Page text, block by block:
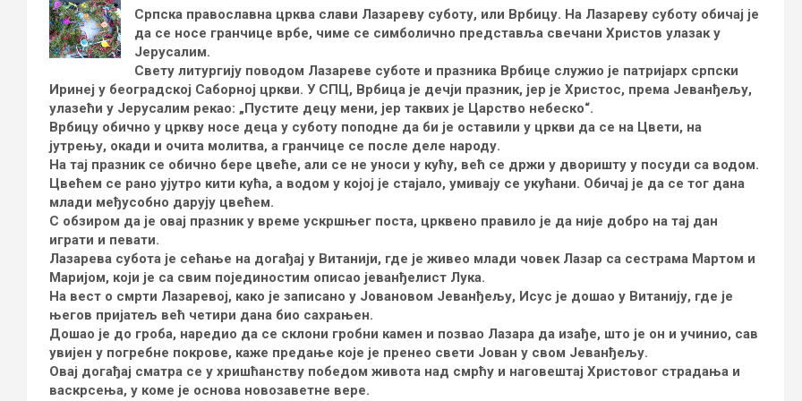
Српска православна црква слави Лазареву суботу, или Врбицу. На Лазареву суботу обичај је
да се носе гранчице врбе, чиме се симболично представља свечани Христов улазак у
Јерусалим.
Свету литургију поводом Лазареве суботе и празника Врбице служио је патријарх српски
Иринеј у београдској Саборној цркви. У СПЦ, Врбица је дечји празник, јер је Христос, према Јеванђељу,
улазећи у Јерусалим рекао: „Пустите децу мени, јер таквих је Царство небеско“.
Врбицу обично у цркву носе деца у суботу поподне да би је оставили у цркви да се на Цвети, на
јутрењу, окади и очита молитва, а гранчице се после деле народу.
На тај празник се обично бере цвеће, али се не уноси у кућу, већ се држи у дворишту у посуди са водом.
Цвећем се рано ујутро кити кућа, а водом у којој је стајало, умивају се укућани. Обичај је да се тог дана
млади међусобно дарују цвећем.
С обзиром да је овај празник у време ускршњег поста, црквено правило је да није добро на тај дан
играти и певати.
Лазарева субота је сећање на догађај у Витанији, где је живео млади човек Лазар са сестрама Мартом и
Маријом, који је са свим појединостим описао јеванђелист Лука.
На вест о смрти Лазаревој, како је записано у Јовановом Јеванђељу, Исус је дошао у Витанију, где је
његов пријатељ већ четири дана био сахрањен.
Дошао је до гроба, наредио да се склони гробни камен и позвао Лазара да изађе, што је он и учинио, сав
увијен у погребне покрове, каже предање које је пренео свети Јован у свом Јеванђељу.
Овај догађај сматра се у хришћанству победом живота над смрћу и наговештај Христовог страдања и
васкрсења, у коме је основа новозаветне вере.